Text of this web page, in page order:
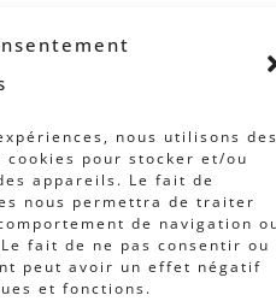
nous utilisons
pour stocker et/ou
appareils. Le fait de
nous permettra de traiter
de navigation
fait de ne pas consentir ou
peut avoir un effet négatif
et fonctions.